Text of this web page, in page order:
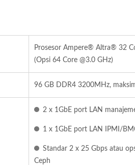
Prosesor Ampere® Altra® 32
(Opsi 64 Core @3.0 GHz)
96 GB DDR4 3200MHz,
2 x 1GbE port LAN
1 x 1GbE port LAN IPMI/
Standar 2 x 25 Gbps atau
Ceph